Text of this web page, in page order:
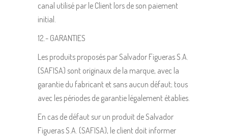
canal utilisé par le Client lors de son paiement
initial.
12.- GARANTIES
Les produits proposés par Salvador Figueras S.A.
(SAFISA) sont originaux de la marque, avec la
garantie du fabricant et sans aucun défaut; tous
avec les périodes de garantie légalement établies.
En cas de défaut sur un produit de Salvador
Figueras S.A. (SAFISA), le client doit informer